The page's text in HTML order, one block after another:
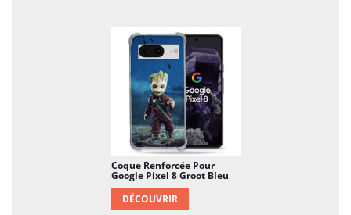
Coque Renforcée Pour
Google Pixel 8 Groot Bleu
DÉCOUVRIR